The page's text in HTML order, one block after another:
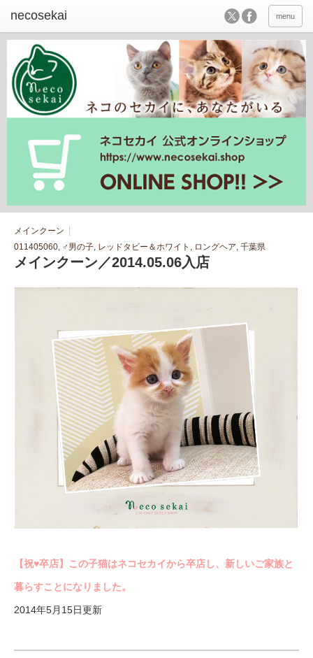
menu
メインクーン
011405060, ♂男の子, レッドタビー＆ホワイト , ロングヘア, 千葉県
メインクーン／2014.05.06入店
【祝♥︎卒店】この子猫はネコセカイから卒店し、新しいご家族と
暮らすことになりました。
2014年5月15日更新